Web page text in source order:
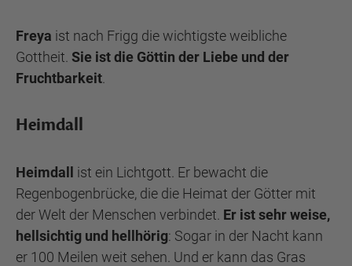
Freya ist nach Frigg die wichtigste weibliche
Gottheit. Sie ist die Göttin der Liebe und der
Fruchtbarkeit
Heimdall
Heimdall ist ein Lichtgott. Er bewacht die
Regenbogenbrücke, die die Heimat der Götter mit
der Welt der Menschen verbindet. Er ist sehr weise,
hellsichtig und hellhörig: Sogar in der Nacht kann
er 100 Meilen weit sehen. Und er kann das Gras